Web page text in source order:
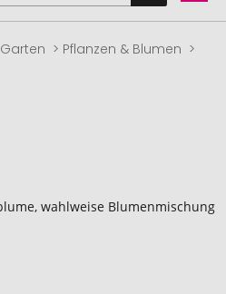
Garten
Pflanzen & Blumen